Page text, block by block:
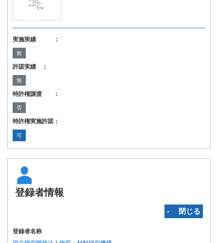
実施実績 ：
無
許諾実績 ：
無
特許権譲渡 ：
否
特許権実施許諾：
可
登録者情報
‐ 閉じる
登録者名称